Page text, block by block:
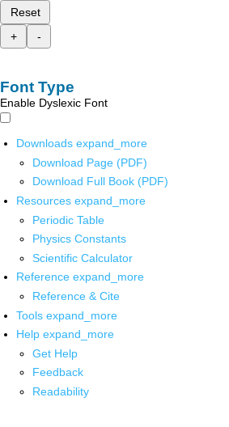
Reset
+
-
Font Type
Enable Dyslexic Font
Downloads expand_more
Download Page (PDF)
Download Full Book (PDF)
Resources expand_more
Periodic Table
Physics Constants
Scientific Calculator
Reference expand_more
Reference & Cite
Tools expand_more
Help expand_more
Get Help
Feedback
Readability